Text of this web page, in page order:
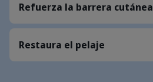
Refuerza la barrera cutánea
Restaura el pelaje